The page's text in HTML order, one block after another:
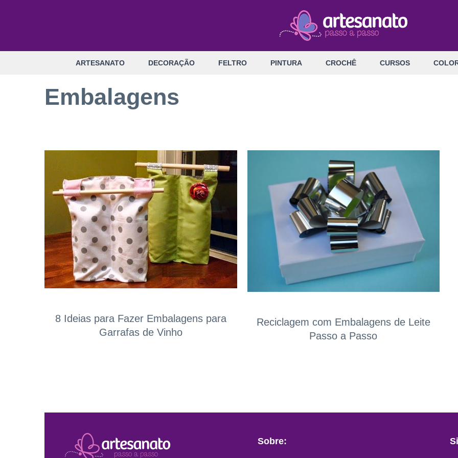
ARTESANATO DECORAÇÃO FELTRO PINTURA CROCHÊ CURSOS
Embalagens
8 Ideias para Fazer Embalagens para
Garrafas de Vinho
Reciclagem com Embalagens de Leite
Passo a Passo
Sobre: